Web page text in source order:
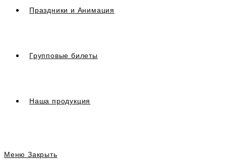
Праздники и Анимация
Групповые билеты
Наша продукция
Меню Закрыть